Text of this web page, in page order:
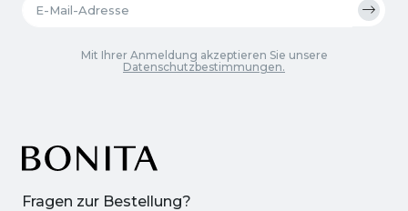
Fragen zur Bestellung?
Mit Ihrer Anmeldung akzeptieren Sie unsere
Datenschutzbestimmungen.